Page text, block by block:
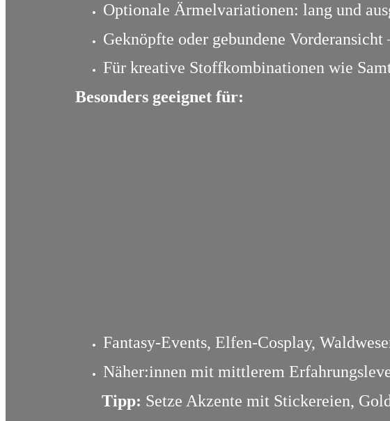
Optionale Ärmelvariationen: lang und
Geknöpfte oder gebundene Vorderansicht
Für kreative Stoffkombinationen wie
Besonders geeignet für:
Fantasy-Events, Elfen-Cosplay,
Näher:innen mit mittlerem
Tipp: Setze Akzente mit Stickereien,